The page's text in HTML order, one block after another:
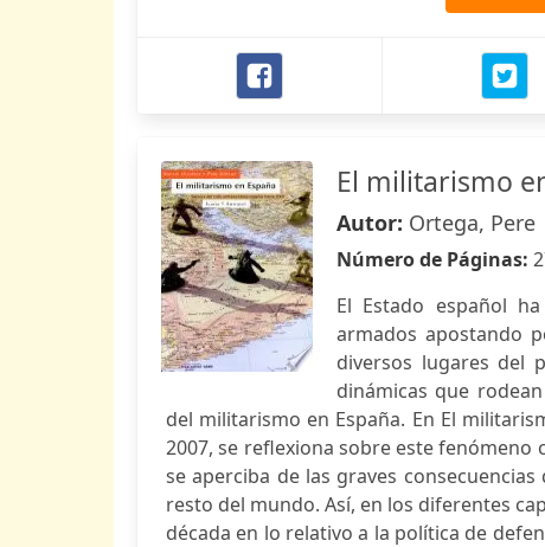
El militarismo
Autor: Ortega, Pere
Número de Páginas:
El Estado español
armados apostando
diversos lugares del
dinámicas que
del militarismo en España. En El
2007, se reflexiona sobre este fenómeno
se aperciba de las graves
resto del mundo. Así, en los diferentes
década en lo relativo a la política de